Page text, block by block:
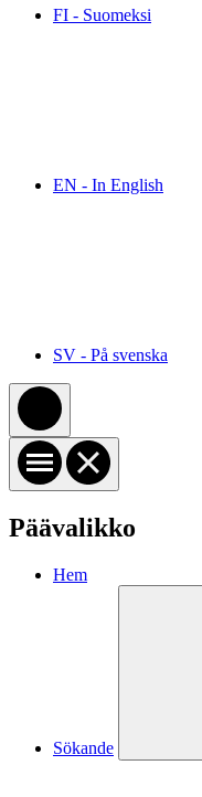
FI - Suomeksi
EN - In English
SV - På svenska
Päävalikko
Hem
Sökande